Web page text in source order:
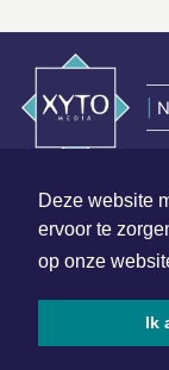
Deze website
ervoor te
op onze
Ik
Hoofdvestiging:
van
1701 BZ
www.xyto.nl